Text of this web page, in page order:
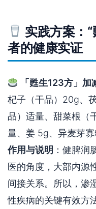
实践方案：
者的健康实证
「甦生123方」加
杞子（干品）20g、
品）适量、甜菜根（
量、姜 5g、异麦芽寡
作用与说明 ：健脾润
医的角度，大部内源
间接关系。所以，渗
性疾病的关键有效方